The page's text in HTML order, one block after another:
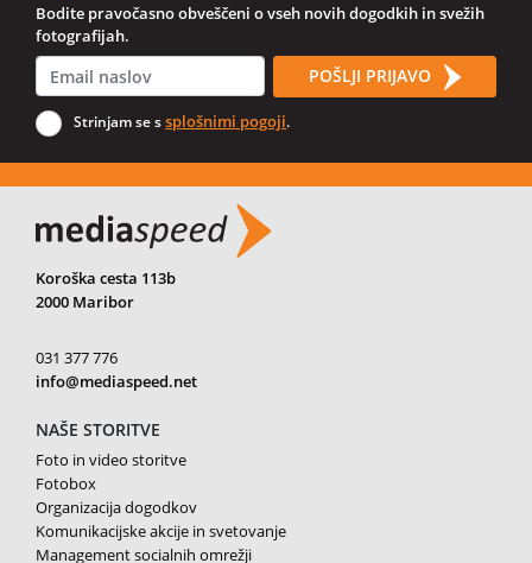
Bodite pravočasno obveščeni o vseh novih dogodkih in svežih
fotografijah.
POŠLJI PRIJAVO
Strinjam se ssplošnimi pogoji.
Koroška cesta 113b
2000 Maribor
031 377 776
info@mediaspeed.net
NAŠE STORITVE
Foto in video storitve
Fotobox
Organizacija dogodkov
Komunikacijske akcije in svetovanje
Management socialnih omrežji